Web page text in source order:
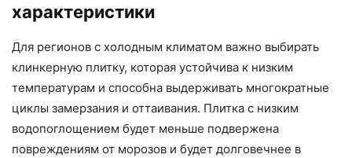
характеристики
Для регионов с холодным климатом важно выбирать
клинкерную плитку, которая устойчива к низким
температурам и способна выдерживать многократные
циклы замерзания и оттаивания. Плитка с низким
водопоглощением будет меньше подвержена
повреждениям от морозов и будет долговечнее в